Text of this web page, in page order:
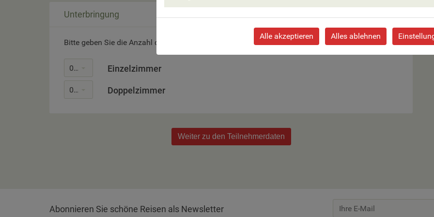
Unterbringung
Bitte geben Sie die Anzahl der gewünschten Zimmer an.
Einzelzimmer
0
Doppelzimmer
0
Weiter zu den Teilnehmerdaten
Abonnieren Sie schöne Reisen als Newsletter
Alle akzeptieren Alles ablehnen